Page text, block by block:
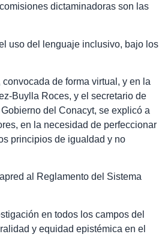
dictaminadoras son las
uso del lenguaje inclusivo, bajo los
de forma virtual, y en la
Buylla Roces, y el secretario de
del Conacyt, se explicó a
en la necesidad de perfeccionar
principios de igualdad y no
al Reglamento del Sistema
en todos los campos del
y equidad epistémica en el